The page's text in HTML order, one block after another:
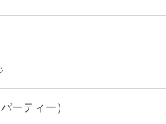
ーティー）